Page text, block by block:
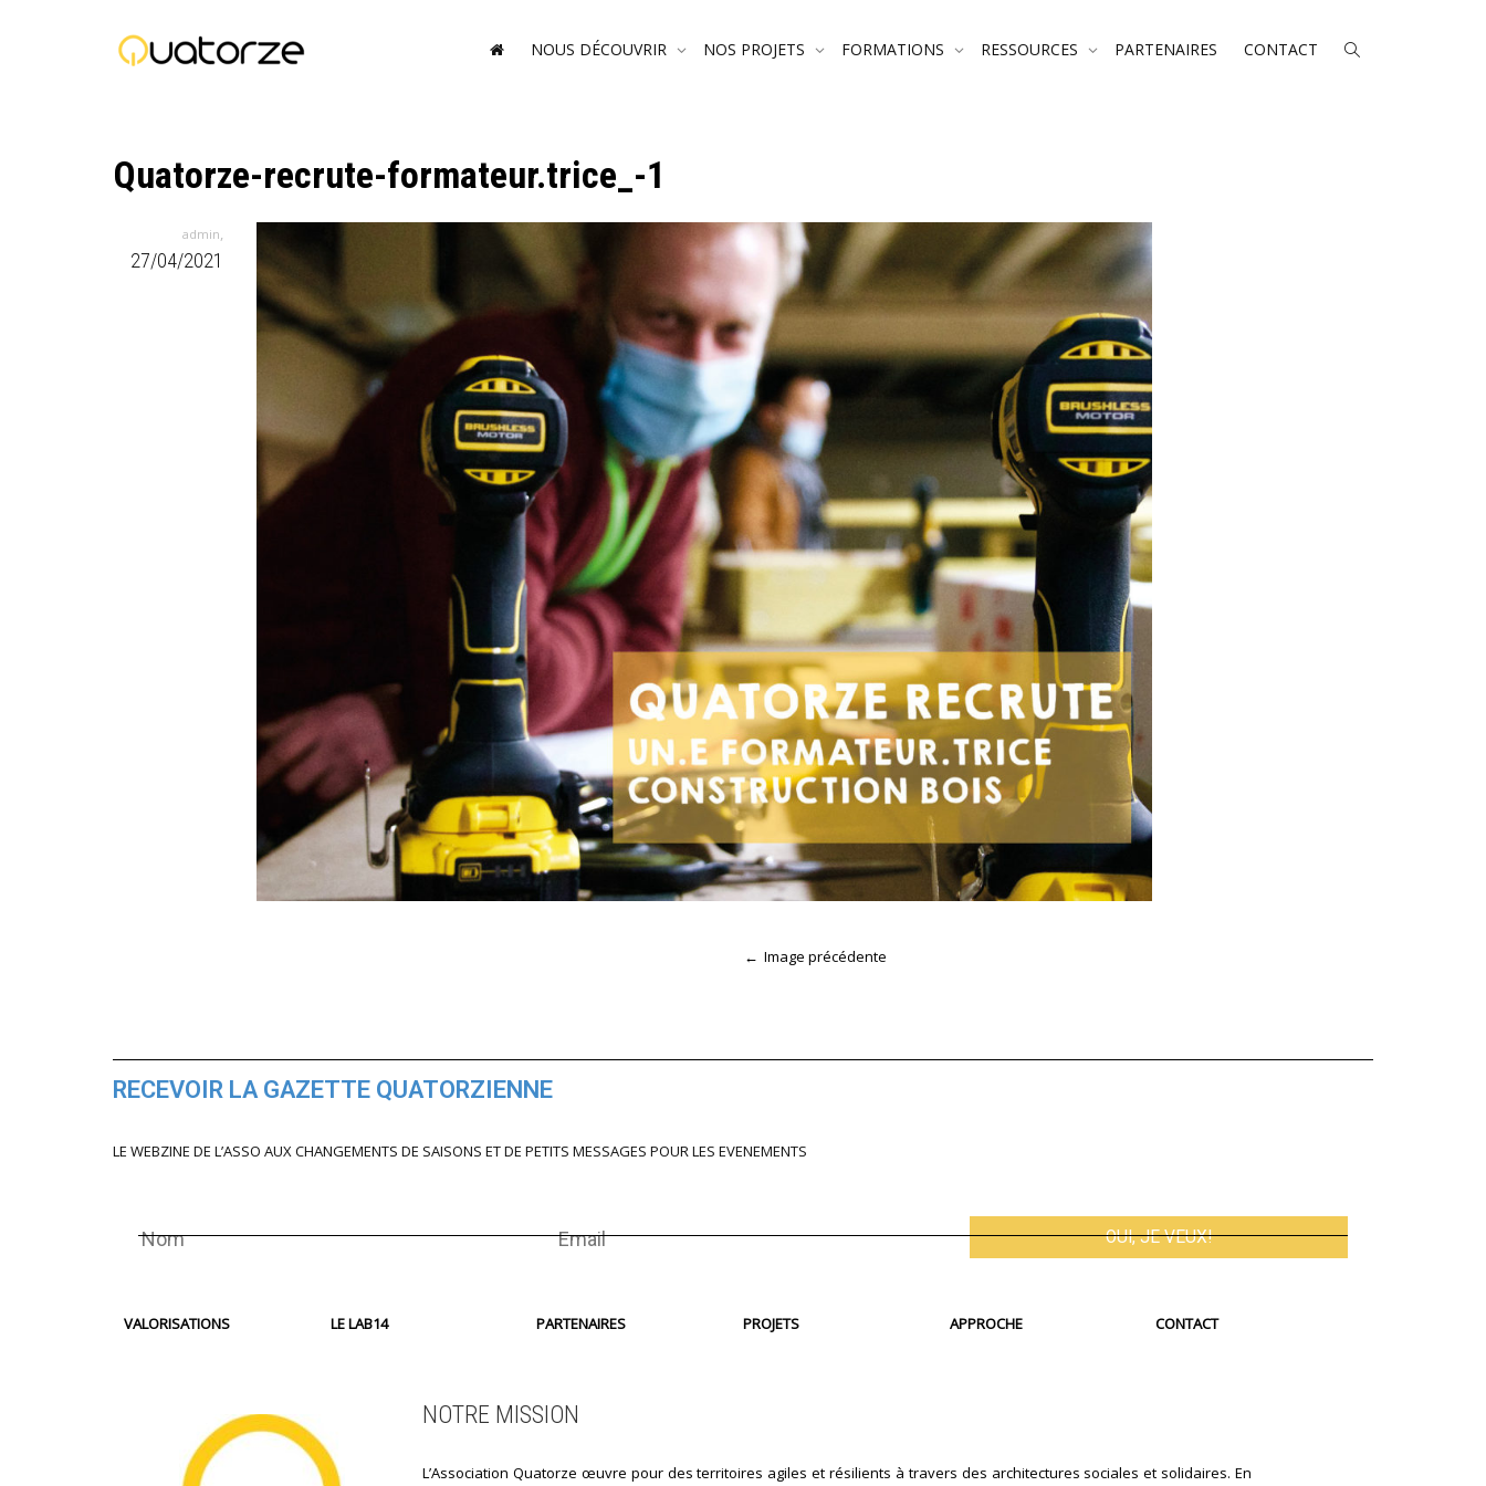
NOUS DÉCOUVRIR NOS PROJETS FORMATIONS RESSOURCES PARTENAIRES CONTACT
Quatorze-recrute-formateur.trice_-1
admin,
27/04/2021
Image précédente
RECEVOIR LA GAZETTE QUATORZIENNE
LE WEBZINE DE L’ASSO AUX CHANGEMENTS DE SAISONS ET DE PETITS MESSAGES POUR LES EVENEMENTS
VALORISATIONS LE LAB14 PARTENAIRES PROJETS APPROCHE CONTACT
NOTRE MISSION
L’Association Quatorze œuvre pour des territoires agiles et résilients à travers des architectures sociales et solidaires. En